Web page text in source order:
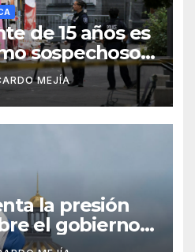
de 15 años es
sospechoso
Seattle
MEJÍA
la presión
el gobierno